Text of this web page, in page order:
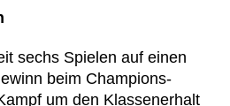
sechs Spielen auf einen
beim Champions-
um den Klassenerhalt